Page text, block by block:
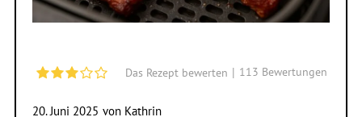
Das Rezept bewerten | 113 Bewertungen
20. Juni 2025 von Kathrin